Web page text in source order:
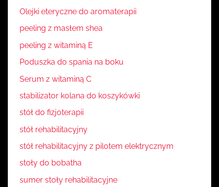
Olejki eteryczne do aromaterapii
peeling z masłem shea
peeling z witaminą E
Poduszka do spania na boku
Serum z witaminą C
stabilizator kolana do koszykówki
stół do fizjoterapii
stół rehabilitacyjny
stół rehabilitacyjny z pilotem elektrycznym
stoły do bobatha
sumer stoły rehabilitacyjne